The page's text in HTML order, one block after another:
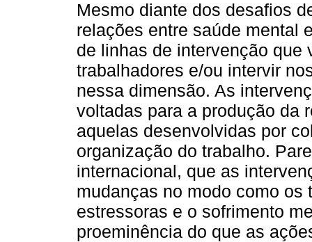
Mesmo diante dos desafios
relações entre saúde mental
de linhas de intervenção que
trabalhadores e/ou intervir
nessa dimensão. As
voltadas para a produção da
aquelas desenvolvidas por
organização do trabalho.
internacional, que as
mudanças no modo como
estressoras e o sofrimento
proeminência do que as